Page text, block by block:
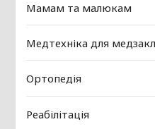
Мамам та малюкам
Медтехніка для
Ортопедія
Реабілітація